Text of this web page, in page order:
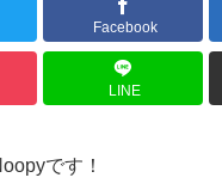
Facebook
LINE
です！